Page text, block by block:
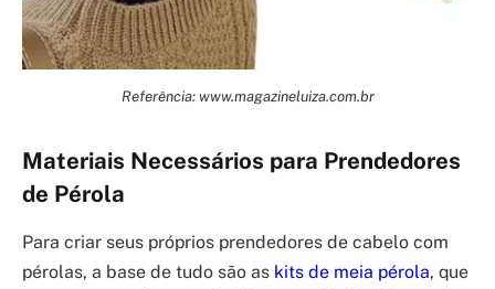
Referência: www.magazineluiza.com.br
Materiais Necessários para Prendedores
de Pérola
Para criar seus próprios prendedores de cabelo com
pérolas, a base de tudo são as kits de meia pérola, que